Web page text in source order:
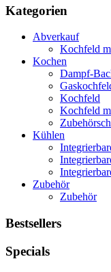
Kategorien
Abverkauf
Kochfeld
Kochen
Dampf-
Kochfeld
Kochfeld
Kühlen
Zubehör
Zubehör
Bestsellers
Specials